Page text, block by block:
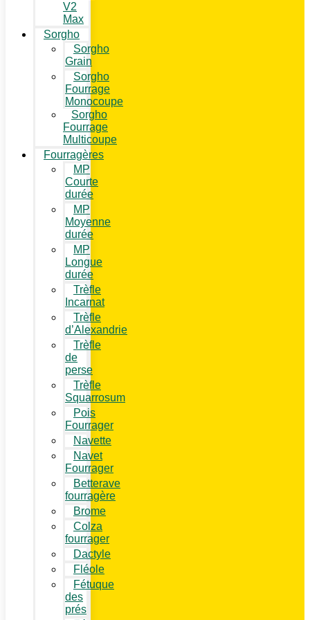
V2
Max
Sorgho
Sorgho
Grain
Sorgho
Fourrage
Monocoupe
Sorgho
Fourrage
Multicoupe
Fourragères
MP
Courte
durée
MP
Moyenne
durée
MP
Longue
durée
Trèfle
Incarnat
Trèfle
d’Alexandrie
Trèfle
de
perse
Trèfle
Squarrosum
Pois
Fourrager
Navette
Navet
Fourrager
Betterave
fourragère
Brome
Colza
fourrager
Dactyle
Fléole
Fétuque
des
prés